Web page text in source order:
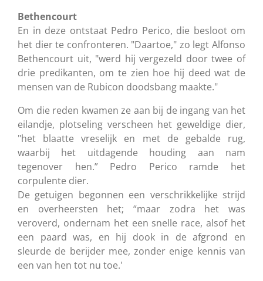
Bethencourt
En in deze ontstaat Pedro Perico, die besloot om
het dier te confronteren. "Daartoe," zo legt Alfonso
Bethencourt uit, "werd hij vergezeld door twee of
drie predikanten, om te zien hoe hij deed wat de
mensen van de Rubicon doodsbang maakte."
Om die reden kwamen ze aan bij de ingang van het
eilandje, plotseling verscheen het geweldige dier,
"het blaatte vreselijk en met de gebalde rug,
waarbij het uitdagende houding aan nam
tegenover hen.” Pedro Perico ramde het
corpulente dier.
De getuigen begonnen een verschrikkelijke strijd
en overheersten het; “maar zodra het was
veroverd, ondernam het een snelle race, alsof het
een paard was, en hij dook in de afgrond en
sleurde de berijder mee, zonder enige kennis van
een van hen tot nu toe.'